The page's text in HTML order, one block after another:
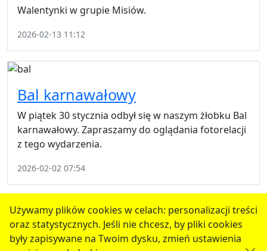
Używamy plików cookies w celach: personalizacji treści
oraz statystycznych. Jeśli nie chcesz, by pliki cookies
były zapisywane na Twoim dysku, zmień ustawienia
Walentynki w grupie Misiów.
2026-02-13 11:12
Bal karnawałowy
W piątek 30 stycznia odbył się w naszym żłobku Bal
karnawałowy. Zapraszamy do oglądania fotorelacji
z tego wydarzenia.
2026-02-02 07:54
poprzednie 1 2 3 4 5 następne
serwis jest częścią portalu miejskiegowww.chojnow.eu
przygotowanego przez
MEDIART